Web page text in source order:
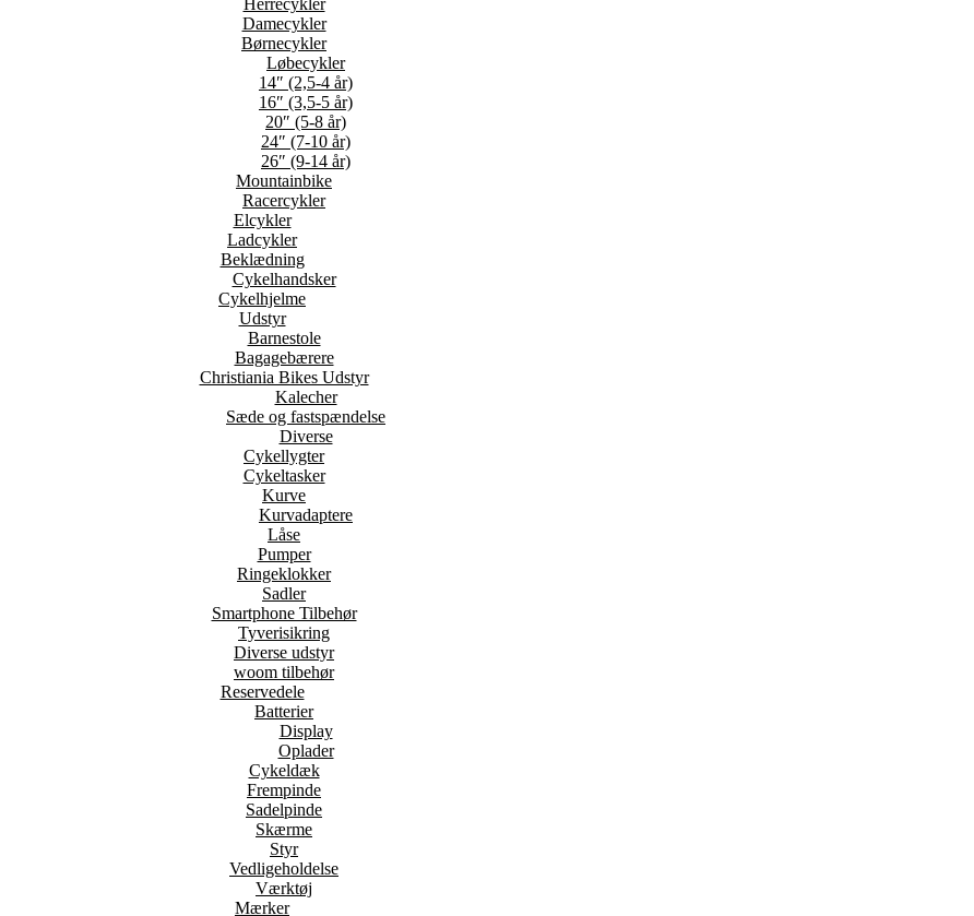
Herrecykler
Damecykler
Børnecykler
Løbecykler
14″ (2,5-4 år)
16″ (3,5-5 år)
20″ (5-8 år)
24″ (7-10 år)
26″ (9-14 år)
Mountainbike
Racercykler
Elcykler
Ladcykler
Beklædning
Cykelhandsker
Cykelhjelme
Udstyr
Barnestole
Bagagebærere
Christiania Bikes Udstyr
Kalecher
Sæde og fastspændelse
Diverse
Cykellygter
Cykeltasker
Kurve
Kurvadaptere
Låse
Pumper
Ringeklokker
Sadler
Smartphone Tilbehør
Tyverisikring
Diverse udstyr
woom tilbehør
Reservedele
Batterier
Display
Oplader
Cykeldæk
Frempinde
Sadelpinde
Skærme
Styr
Vedligeholdelse
Værktøj
Mærker